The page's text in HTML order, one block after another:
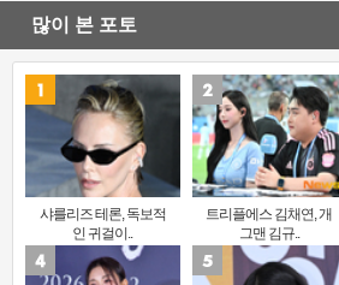
많이 본 포토
샤를리즈 테론, 독보적
인 귀걸이..
트리플에스 김채연, 개
그맨 김규..